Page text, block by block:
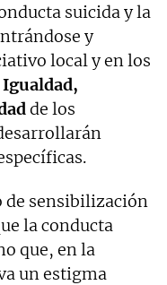
suicida y la
y
local y en los
Igualdad,
de los
de sensibilización
la conducta
que, en la
un estigma